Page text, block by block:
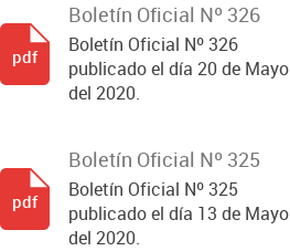
Boletín Oficial Nº 326
Boletín Oficial Nº 326
publicado el día 20 de Mayo
del 2020.
pdf
Boletín Oficial Nº 325
Boletín Oficial Nº 325
publicado el día 13 de Mayo
del 2020.
pdf